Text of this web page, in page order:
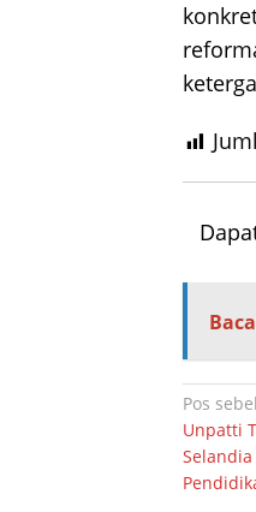
pos
Pos
Unpatti
Selandia